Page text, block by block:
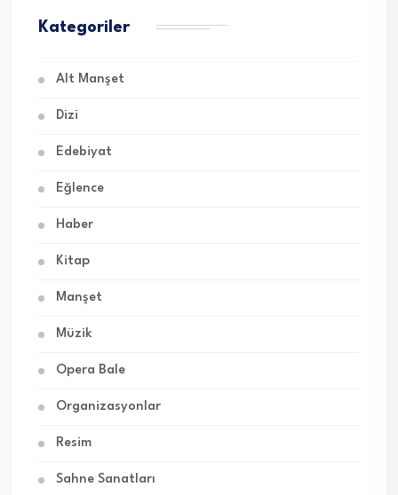
Kategoriler
Alt Manşet
Dizi
Edebiyat
Eğlence
Haber
Kitap
Manşet
Müzik
Opera Bale
Organizasyonlar
Resim
Sahne Sanatları